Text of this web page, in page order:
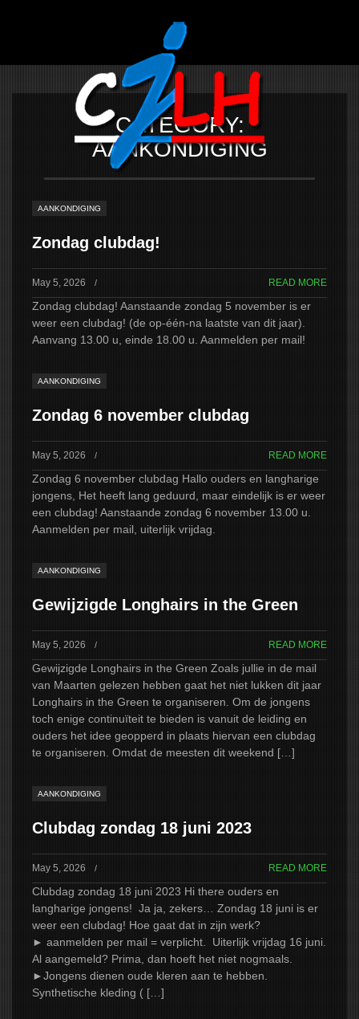
MEDIA
GALLERY
NIEUWS
AANKONDIGINGEN
NIEUWS
AGENDA
CONTACT
CATEGORY:
AANKONDIGING
AANKONDIGING
Zondag clubdag!
May 5, 2026 / READ MORE
Zondag clubdag! Aanstaande zondag 5 november is er
weer een clubdag! (de op-één-na laatste van dit jaar).
Aanvang 13.00 u, einde 18.00 u. Aanmelden per mail!
AANKONDIGING
Zondag 6 november clubdag
May 5, 2026 / READ MORE
Zondag 6 november clubdag Hallo ouders en langharige
jongens, Het heeft lang geduurd, maar eindelijk is er weer
een clubdag! Aanstaande zondag 6 november 13.00 u.
Aanmelden per mail, uiterlijk vrijdag.
AANKONDIGING
Gewijzigde Longhairs in the Green
May 5, 2026 / READ MORE
Gewijzigde Longhairs in the Green Zoals jullie in de mail
van Maarten gelezen hebben gaat het niet lukken dit jaar
Longhairs in the Green te organiseren. Om de jongens
toch enige continuïteit te bieden is vanuit de leiding en
ouders het idee geopperd in plaats hiervan een clubdag
te organiseren. Omdat de meesten dit weekend […]
AANKONDIGING
Clubdag zondag 18 juni 2023
May 5, 2026 / READ MORE
Clubdag zondag 18 juni 2023 Hi there ouders en
langharige jongens! Ja ja, zekers… Zondag 18 juni is er
weer een clubdag! Hoe gaat dat in zijn werk?
► aanmelden per mail = verplicht. Uiterlijk vrijdag 16 juni.
Al aangemeld? Prima, dan hoeft het niet nogmaals.
►Jongens dienen oude kleren aan te hebben.
Synthetische kleding ( […]